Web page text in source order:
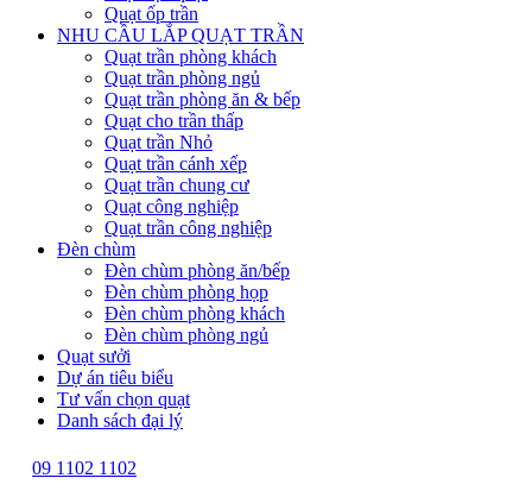
Quạt ốp trần
NHU CẦU LẮP QUẠT TRẦN
Quạt trần phòng khách
Quạt trần phòng ngủ
Quạt trần phòng ăn & bếp
Quạt cho trần thấp
Quạt trần Nhỏ
Quạt trần cánh xếp
Quạt trần chung cư
Quạt công nghiệp
Quạt trần công nghiệp
Đèn chùm
Đèn chùm phòng ăn/bếp
Đèn chùm phòng họp
Đèn chùm phòng khách
Đèn chùm phòng ngủ
Quạt sưởi
Dự án tiêu biểu
Tư vấn chọn quạt
Danh sách đại lý
09 1102 1102